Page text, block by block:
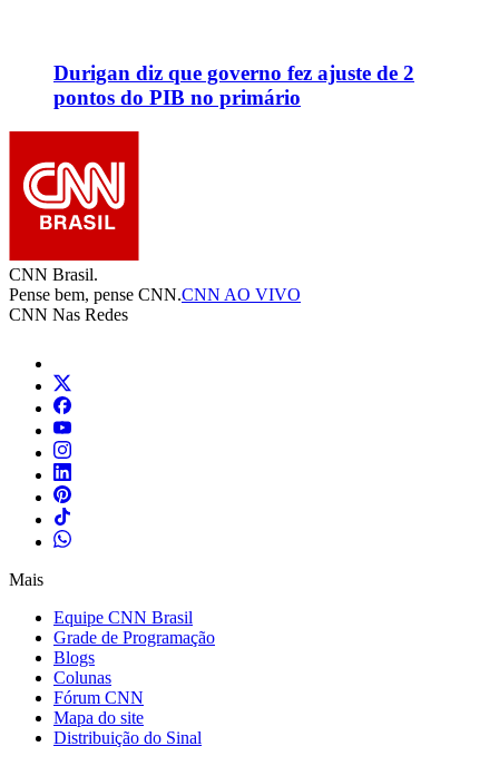
Durigan diz que governo fez ajuste de 2
pontos do PIB no primário
CNN Brasil.
Pense bem, pense CNN.CNN AO VIVO
CNN Nas Redes
Mais
Equipe CNN Brasil
Grade de Programação
Blogs
Colunas
Fórum CNN
Mapa do site
Distribuição do Sinal